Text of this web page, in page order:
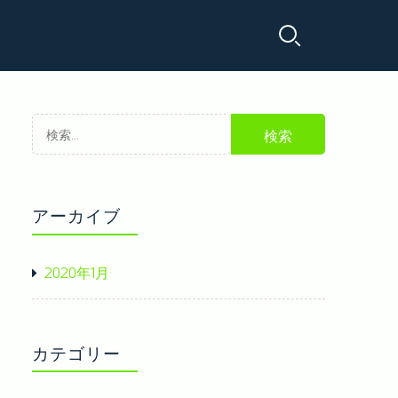
る資格
検
索:
アーカイブ
2020年1月
カテゴリー